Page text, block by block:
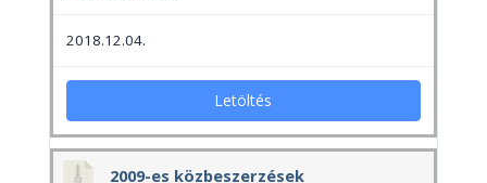
2018.12.04.
Letöltés
2009-es közbeszerzések